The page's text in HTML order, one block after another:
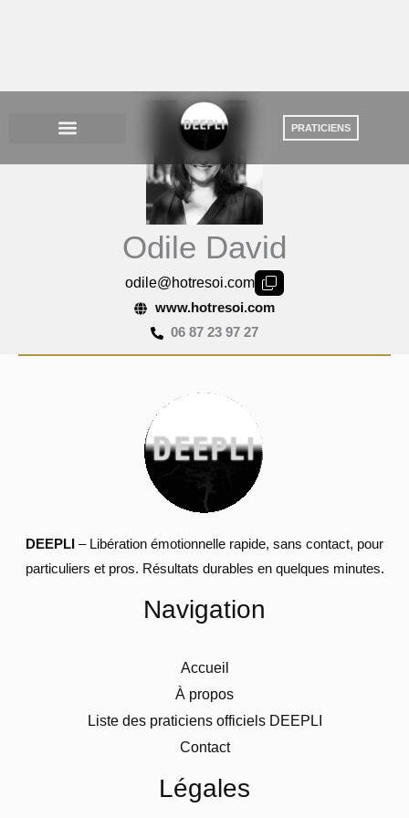
Odile David
odile@hotresoi.com
www.hotresoi.com
06 87 23 97 27
DEEPLI – Libération émotionnelle rapide, sans contact, pour
particuliers et pros. Résultats durables en quelques minutes.
Navigation
Accueil
À propos
Liste des praticiens officiels DEEPLI
Contact
Légales